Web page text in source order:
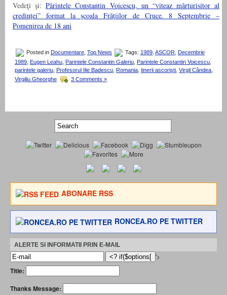
Vedeţi şi:Părintele Constantin Voicescu, un “viteaz mărturisitor al
credinţei” format la şcoala Frăţiilor de Cruce. 8 Septembrie –
Pomenirea de 18 ani
Posted in Documentare Top News Tags: 1989 ASCOR
Decembrie
1989, Eugen Leahu, Parintele Constantin Galeriu, Parintele Constantin Voicescu,
parintele galeriu, Profesorul Ilie Badescu, Romania, tinerii ascorişti, Virgil Cândea,
Virgiliu Gheorghe
3 Comments »
ABONARE RSS
RONCEA.RO PE TWITTER
ALERTE SI INFORMATII PRIN E-MAIL
'>
Title:
Thanks Message: